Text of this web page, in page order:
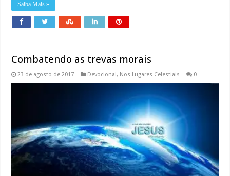
Saiba Mais »
Combatendo as trevas morais
23 de agosto de 2017 Devocional, Nos Lugares Celestiais 0